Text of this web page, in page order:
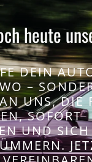
heute
DEIN
–
UNS, DIE
SOFORT
UND